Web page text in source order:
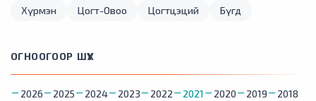
Хүрмэн
Цогт-Овоо Цогтцэций Бүгд
ОГНООГООР ШҮҮХ
2026 2025 2024 2023 2022 2021 2020 2019
2018